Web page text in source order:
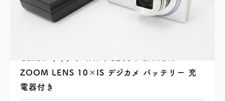
ZOOM LENS 10×IS デジカメ バッテリー 充
電器付き